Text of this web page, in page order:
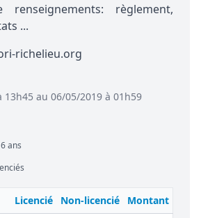
13h45 au 06/05/2019 à 01h59
ans
règlement,
...
richelieu.org
Licencié Non-licencié Montant